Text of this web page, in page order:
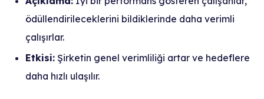
ödüllendirileceklerini bildiklerinde daha verimli
çalışırlar.
Etkisi: Şirketin genel verimliliği artar ve hedeflere
daha hızlı ulaşılır.